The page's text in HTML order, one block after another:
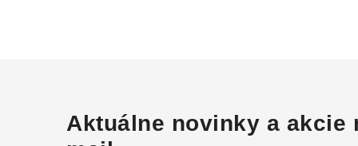
Aktuálne novinky a akcie